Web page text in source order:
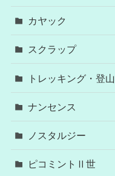
カヤック
スクラップ
トレッキング・登山
ナンセンス
ノスタルジー
ピコミントⅡ世